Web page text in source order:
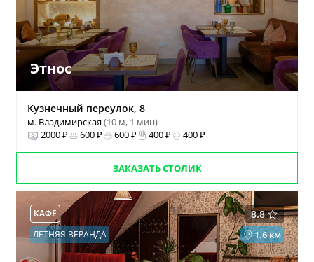
Этнос
Кузнечный переулок, 8
м. Владимирская(10 м, 1 мин)
2000 ₽
600 ₽ 600 ₽ 400 ₽ 400 ₽
ЗАКАЗАТЬ СТОЛИК
8.8
КАФЕ
1.6 км
ЛЕТНЯЯ ВЕРАНДА